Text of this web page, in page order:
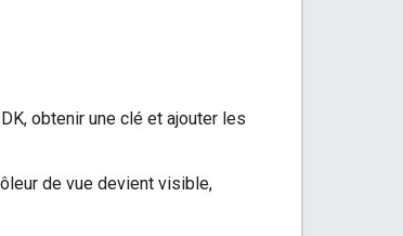
obtenir une clé et ajouter les
de vue devient visible,